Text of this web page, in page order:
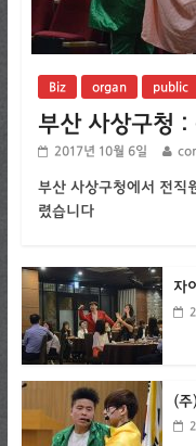
Biz organ public
부산 사상구청 :
2017년 10월 6일
부산 사상구청에서 전직
렸습니다
자
(주